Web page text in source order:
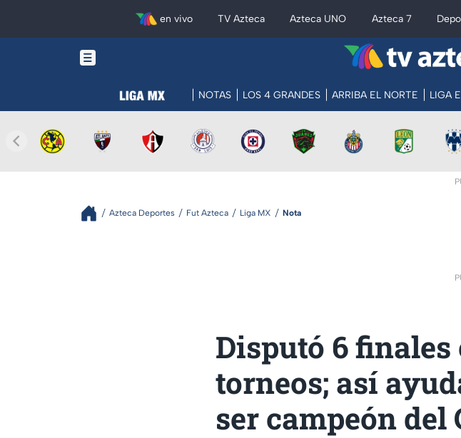
en vivo TV Azteca Azteca UNO Azteca 7
NOTAS LOS 4 GRANDES ARRIBA EL NORTE LIGA
Azteca Deportes Fut Azteca Liga MX Nota
Disputó 6
torneos; así
ser campeón del